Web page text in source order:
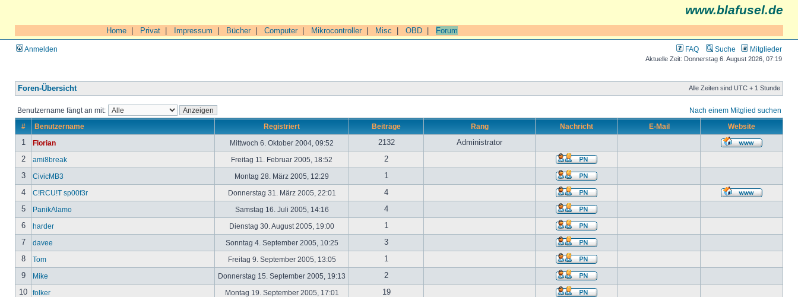
www.blafusel.de
Home Privat Impressum Bücher| Computer| Mikrocontroller| Misc OBD Forum
Anmelden FAQ Suche Mitglieder
Aktuelle Zeit: Donnerstag 6. August 2026, 07:19
Foren-Übersicht Alle Zeiten sind UTC + 1 Stunde
Benutzername fängt an mit: Nach einem Mitglied suchen
# Benutzername Registriert Beiträge Rang Nachricht E-Mail Website
1 Florian Mittwoch 6. Oktober 2004, 09:52 2132
Administrator
2
ami8break Freitag 11. Februar 2005, 18:52
2
3
CivicMB3 Montag 28. März 2005, 12:29
1
4
C!RCU!T sp00f3r Donnerstag 31. März 2005, 22:01
4
5
PanikAlamo Samstag 16. Juli 2005, 14:16
4
6
harder Dienstag 30. August 2005, 19:00
1
7
davee Sonntag 4. September 2005, 10:25
3
8
Tom Freitag 9. September 2005, 13:05
1
9
Mike Donnerstag 15. September 2005, 19:13
2
10
folker Montag 19. September 2005, 17:01
19